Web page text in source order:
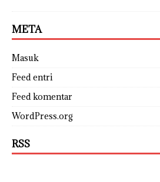
META
Masuk
Feed entri
Feed komentar
WordPress.org
RSS